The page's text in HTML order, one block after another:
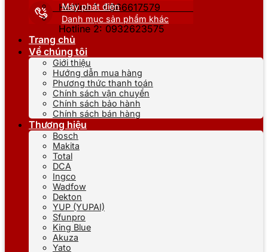
Hotline 1: 0866617579
Hotline 2: 0932623575
Máy phát điện
Danh mục sản phẩm khác
Trang chủ
Về chúng tôi
Giới thiệu
Hướng dẫn mua hàng
Phương thức thanh toán
Chính sách vận chuyển
Chính sách bảo hành
Chính sách bán hàng
Thương hiệu
Bosch
Makita
Total
DCA
Ingco
Wadfow
Dekton
YUP (YUPAI)
Sfunpro
King Blue
Akuza
Yato